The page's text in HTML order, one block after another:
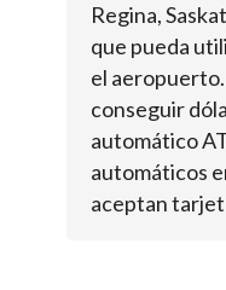
Regina,
que pueda
el
conseguir
automático
automáticos
aceptan